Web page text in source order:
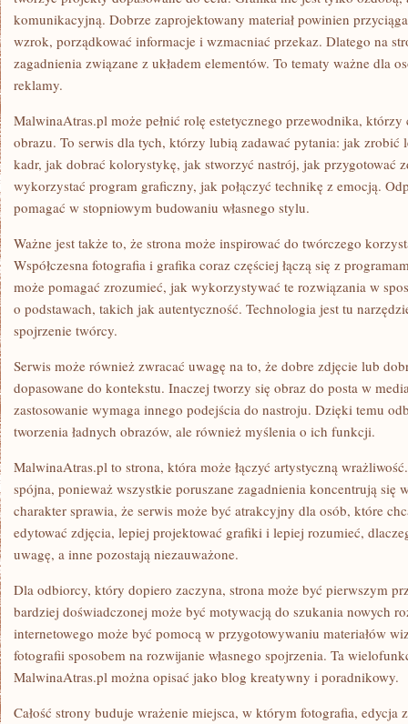
komunikacyjną. Dobrze zaprojektowany materiał powinien
wzrok, porządkować informacje i wzmacniać przekaz. Dlatego na
zagadnienia związane z układem elementów. To tematy ważne dla
reklamy.
MalwinaAtras.pl może pełnić rolę estetycznego przewodnika,
obrazu. To serwis dla tych, którzy lubią zadawać pytania: jak zrobić
kadr, jak dobrać kolorystykę, jak stworzyć nastrój, jak przygotować
wykorzystać program graficzny, jak połączyć technikę z emocją.
pomagać w stopniowym budowaniu własnego stylu.
Ważne jest także to, że strona może inspirować do twórczego
Współczesna fotografia i grafika coraz częściej łączą się z
może pomagać zrozumieć, jak wykorzystywać te rozwiązania w
o podstawach, takich jak autentyczność. Technologia jest tu
spojrzenie twórcy.
Serwis może również zwracać uwagę na to, że dobre zdjęcie lub
dopasowane do kontekstu. Inaczej tworzy się obraz do posta w
zastosowanie wymaga innego podejścia do nastroju. Dzięki temu
tworzenia ładnych obrazów, ale również myślenia o ich funkcji.
MalwinaAtras.pl to strona, która może łączyć artystyczną
spójna, ponieważ wszystkie poruszane zagadnienia koncentrują się
charakter sprawia, że serwis może być atrakcyjny dla osób, które
edytować zdjęcia, lepiej projektować grafiki i lepiej rozumieć,
uwagę, a inne pozostają niezauważone.
Dla odbiorcy, który dopiero zaczyna, strona może być pierwszym
bardziej doświadczonej może być motywacją do szukania nowych
internetowego może być pomocą w przygotowywaniu materiałów
fotografii sposobem na rozwijanie własnego spojrzenia. Ta
MalwinaAtras.pl można opisać jako blog kreatywny i poradnikowy.
Całość strony buduje wrażenie miejsca, w którym fotografia, edycja